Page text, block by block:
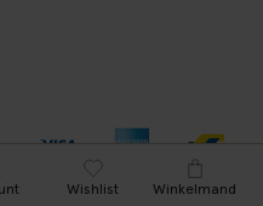
Wishlist Winkelmand